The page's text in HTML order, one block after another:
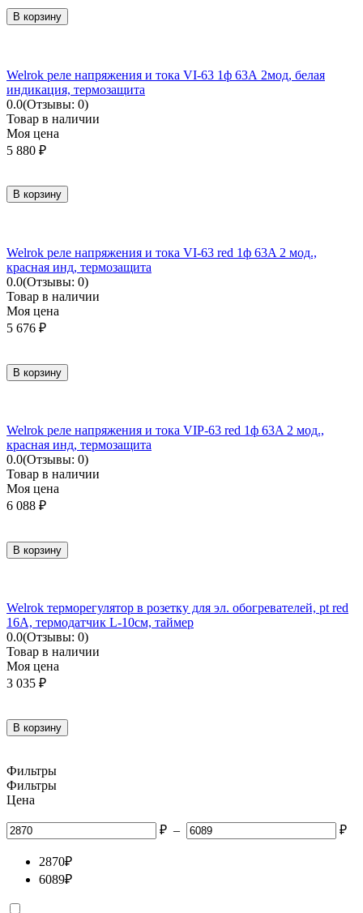
В корзину
Welrok реле напряжения и тока VI-63 1ф 63А 2мод, белая
индикация, термозащита
0.0(Отзывы: 0)
Товар в наличии
Моя цена
5 880 ₽
В корзину
Welrok реле напряжения и тока VI-63 red 1ф 63A 2 мод.,
красная инд, термозащита
0.0(Отзывы: 0)
Товар в наличии
Моя цена
5 676 ₽
В корзину
Welrok реле напряжения и тока VIP-63 red 1ф 63A 2 мод.,
красная инд, термозащита
0.0(Отзывы: 0)
Товар в наличии
Моя цена
6 088 ₽
В корзину
Welrok терморегулятор в розетку для эл. обогревателей, pt red
16A, термодатчик L-10см, таймер
0.0(Отзывы: 0)
Товар в наличии
Моя цена
3 035 ₽
В корзину
Фильтры
Фильтры
Цена
₽ – ₽
2870₽
6089₽